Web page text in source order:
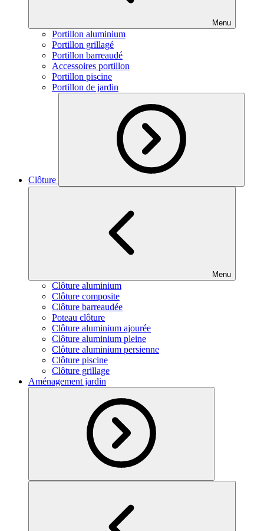
Menu
Portillon aluminium
Portillon grillagé
Portillon barreaudé
Accessoires portillon
Portillon piscine
Portillon de jardin
Clôture
Menu
Clôture aluminium
Clôture composite
Clôture barreaudée
Poteau clôture
Clôture aluminium ajourée
Clôture aluminium pleine
Clôture aluminium persienne
Clôture piscine
Clôture grillage
Aménagement jardin